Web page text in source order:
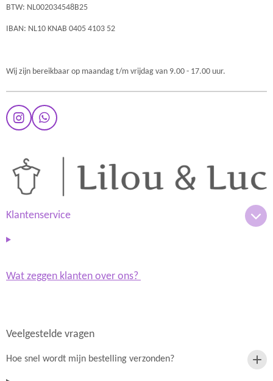
BTW: NL002034548B25
IBAN: NL10 KNAB 0405 4103 52
Wij zijn bereikbaar op maandag t/m vrijdag van 9.00 - 17.00 uur.
I
n
a
r
m
W
h
Klantenservice
Wat zeggen klanten over ons?
Veelgestelde vragen
Hoe snel wordt mijn bestelling verzonden?